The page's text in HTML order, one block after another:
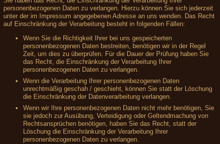
personenbezogenen Daten zu verlangen. Hierzu können Sie sich jederzeit
unter der im Impressum angegebenen Adresse an uns wenden. Das Recht
auf Einschränkung der Verarbeitung besteht in folgenden Fällen:
Wenn Sie die Richtigkeit Ihrer bei uns gespeicherten
personenbezogenen Daten bestreiten, benötigen wir in der Regel
Zeit, um dies zu überprüfen. Für die Dauer der Prüfung haben Sie
das Recht, die Einschränkung der Verarbeitung Ihrer
personenbezogenen Daten zu verlangen.
Wenn die Verarbeitung Ihrer personenbezogenen Daten
unrechtmäßig geschah / geschieht, können Sie statt der Löschung
die Einschränkung der Datenverarbeitung verlangen.
Wenn wir Ihre personenbezogenen Daten nicht mehr benötigen, Sie
sie jedoch zur Ausübung, Verteidigung oder Geltendmachung von
Rechtsansprüchen benötigen, haben Sie das Recht, statt der
Löschung die Einschränkung der Verarbeitung Ihrer
personenbezogenen Daten zu verlangen.